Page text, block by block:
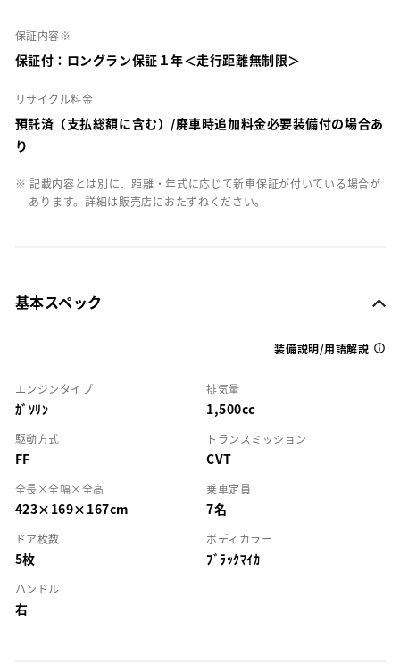
保証内容※
保証付：ロングラン保証１年＜走行距離無制限＞
リサイクル料金
預託済（支払総額に含む）/廃車時追加料金必要装備付の場合あ
り
※ 記載内容とは別に、距離・年式に応じて新車保証が付いている場合が
あります。詳細は販売店におたずねください。
基本スペック
装備説明/用語解説
エンジンタイプ
ｶﾞｿﾘﾝ
排気量
1,500cc
駆動方式
FF
トランスミッション
CVT
全長×全幅×全高
423×169×167cm
乗車定員
7名
ドア枚数
5枚
ボディカラー
ﾌﾞﾗｯｸﾏｲｶ
ハンドル
右